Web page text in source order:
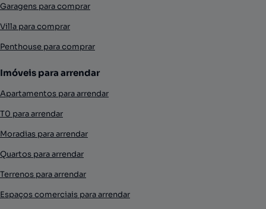
Garagens para comprar
Villa para comprar
Penthouse para comprar
Imóveis para arrendar
Apartamentos para arrendar
T0 para arrendar
Moradias para arrendar
Quartos para arrendar
Terrenos para arrendar
Espaços comerciais para arrendar